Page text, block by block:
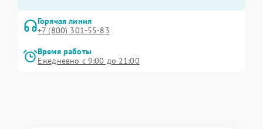
Горячая линия
+7 (800) 301-55-83
Время работы
Ежедневно с 9:00 до 21:00